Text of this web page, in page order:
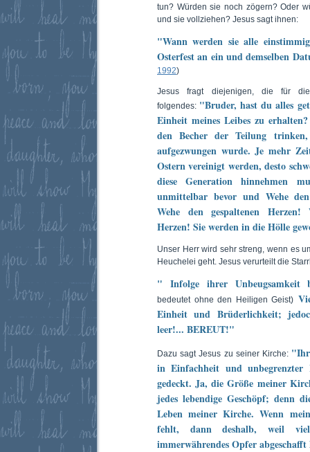
tun? Würden sie noch zögern? Oder
und sie vollziehen? Jesus sagt ihnen:
"Wann werden sie alle
Osterfest an ein und demselben
1992)
Jesus fragt diejenigen, die für die
folgendes: "Bruder, hast du alles
Einheit meines Leibes zu
den Becher der Teilung
aufgezwungen wurde. Je mehr
Ostern vereinigt werden, desto
diese Generation hinnehmen
unmittelbar bevor und Wehe
Wehe den gespaltenen Herzen!
Herzen! Sie werden in die Hölle
Unser Herr wird sehr streng, wenn es
Heuchelei geht. Jesus verurteilt die
" Infolge ihrer Unbeugsamkeit
bedeutet ohne den Heiligen Geist)
Einheit und Brüderlichkeit;
leer!... BEREUT!"
Dazu sagt Jesus zu seiner Kirche:
in Einfachheit und
gedeckt. Ja, die Größe meiner
jedes lebendige Geschöpf; denn
Leben meiner Kirche. Wenn
fehlt, dann deshalb, weil
immerwährendes Opfer